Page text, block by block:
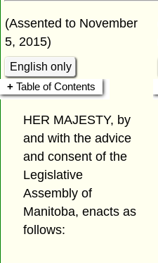
(Assented to November
5, 2015)
English only
Table of Contents
HER MAJESTY, by
and with the advice
and consent of the
Legislative
Assembly of
Manitoba, enacts as
follows: